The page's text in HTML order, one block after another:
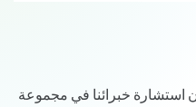
استشارة خبرائنا في مجموعة